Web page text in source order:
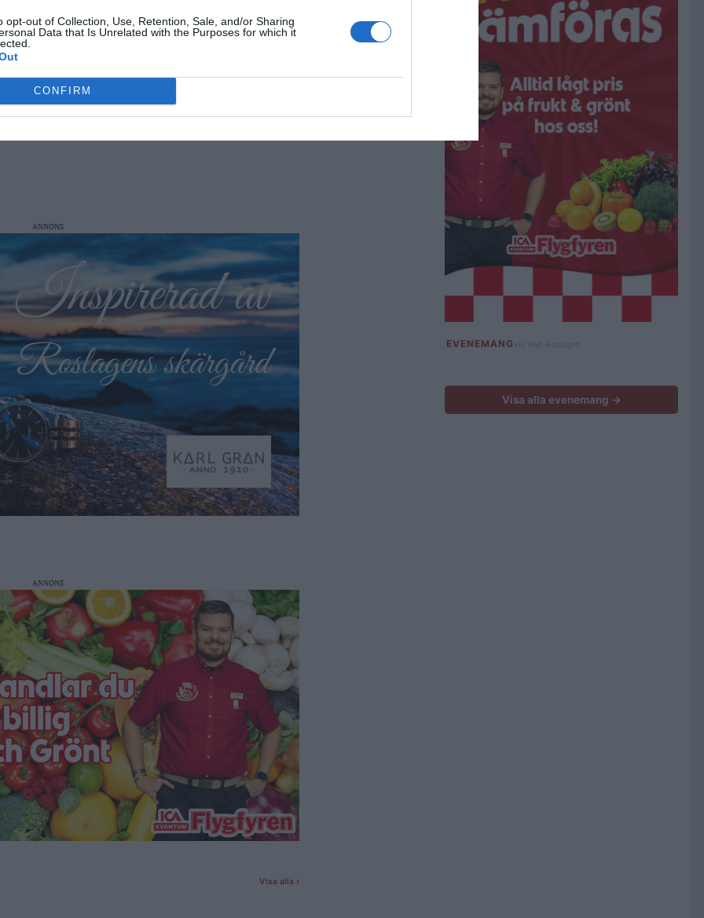
opt-out of Collection, Use, Retention, Sale, and/or Sharing
Data that Is Unrelated with the Purposes for which it
CONFIRM
ANNONS
ANNONS